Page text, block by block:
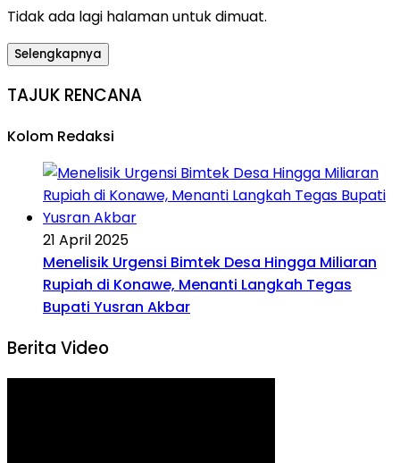
Tidak ada lagi halaman untuk dimuat.
Selengkapnya
TAJUK RENCANA
Kolom Redaksi
21 April 2025
Menelisik Urgensi Bimtek Desa Hingga Miliaran
Rupiah di Konawe, Menanti Langkah Tegas
Bupati Yusran Akbar
Berita Video